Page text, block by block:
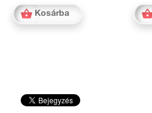
Kosárba